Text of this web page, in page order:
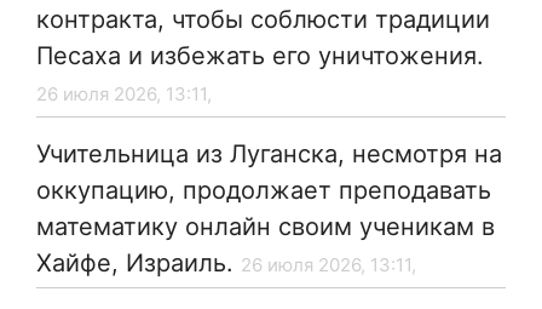
контракта, чтобы соблюсти традиции
Песаха и избежать его уничтожения.
26 июля 2026, 13:11,
Учительница из Луганска, несмотря на
оккупацию, продолжает преподавать
математику онлайн своим ученикам в
Хайфе, Израиль. 26 июля 2026, 13:11,